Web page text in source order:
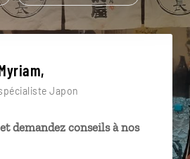
Japon
demandez conseils à nos